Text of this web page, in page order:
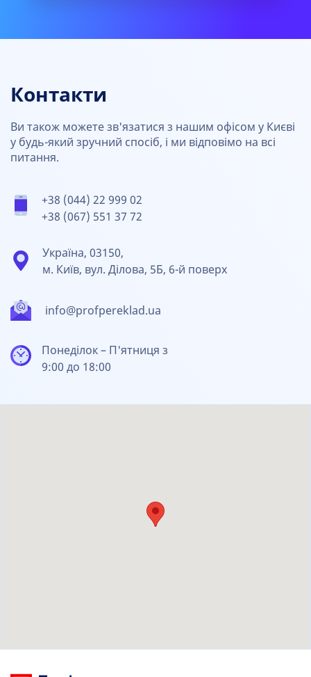
Контакти
Ви також можете зв'язатися з нашим офісом у Києві
у будь-який зручний спосіб, і ми відповімо на всі
питання.
+38 (044) 22 999 02
+38 (067) 551 37 72
info@profpereklad.ua
Україна, 03150,
м. Київ, вул. Ділова, 5Б, 6-й поверх
Понеділок – П'ятниця з
9:00 до 18:00